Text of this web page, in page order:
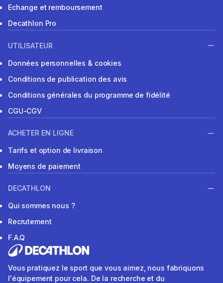
Echange et remboursement
Decathlon Pro
UTILISATEUR
Données personnelles & cookies
Conditions de publication des avis
Conditions générales du programme de fidélité
CGU-CGV
ACHETER EN LIGNE
Tarifs et option de livraison
Moyens de paiement
DECATHLON
Qui sommes nous ?
Recrutement
F.A.Q
Vous pratiquez le sport que vous aimez, nous fabriquons
l'équipement pour cela. De la recherche et du